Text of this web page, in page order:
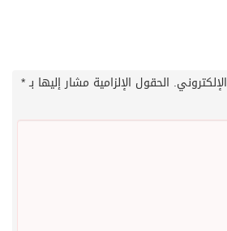
الحقول الإلزامية مشار إليها بـ*